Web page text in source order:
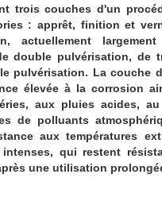
trois couches d'un
: apprêt, finition et
actuellement
double pulvérisation, de
pulvérisation. La couche
élevée à la corrosion
aux pluies acides,
de polluants
aux températures
intenses, qui restent
une utilisation